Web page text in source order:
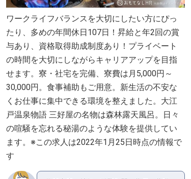
ワークライフバランスを大切にしたい方にぴっ
たり、多めの年間休日107日！昇給と年2回の賞
与あり、資格取得助成制度あり！プライベート
の時間を大切にしながらキャリアアップを目指
せます。寮・社宅を完備、寮費は月5,000円～
30,000円。食事補助もご用意。新生活の不安な
くお仕事に集中できる環境を整えました。大江
戸温泉物語 三好屋の名物は森林露天風呂。日々
の喧騒を忘れる秘湯のような体験を提供してい
ます。※この求人は2022年1月25日時点の情報で
す